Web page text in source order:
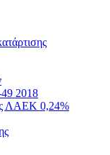
2018
ΛΑΕΚ 0,24%